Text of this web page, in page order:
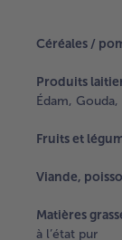
Céréales /
Produits
Édam,
Fruits et
Viande,
Matières
à l’état pur